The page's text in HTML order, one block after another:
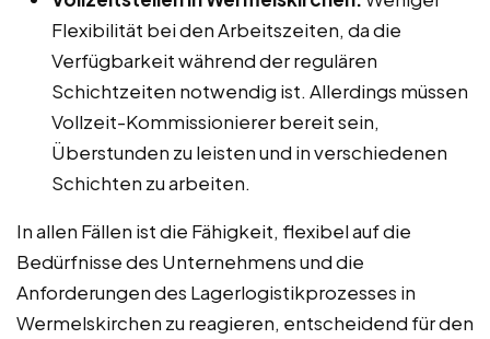
Flexibilität bei den Arbeitszeiten, da die
Verfügbarkeit während der regulären
Schichtzeiten notwendig ist. Allerdings müssen
Vollzeit-Kommissionierer bereit sein,
Überstunden zu leisten und in verschiedenen
Schichten zu arbeiten.
In allen Fällen ist die Fähigkeit, flexibel auf die
Bedürfnisse des Unternehmens und die
Anforderungen des Lagerlogistikprozesses in
Wermelskirchen zu reagieren, entscheidend für den